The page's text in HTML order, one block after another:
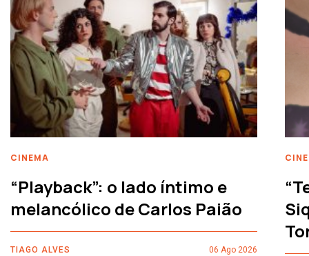
CINEMA
“Playback”: o lado íntimo e
melancólico de Carlos Paião
TIAGO ALVES 06 Ago 2026